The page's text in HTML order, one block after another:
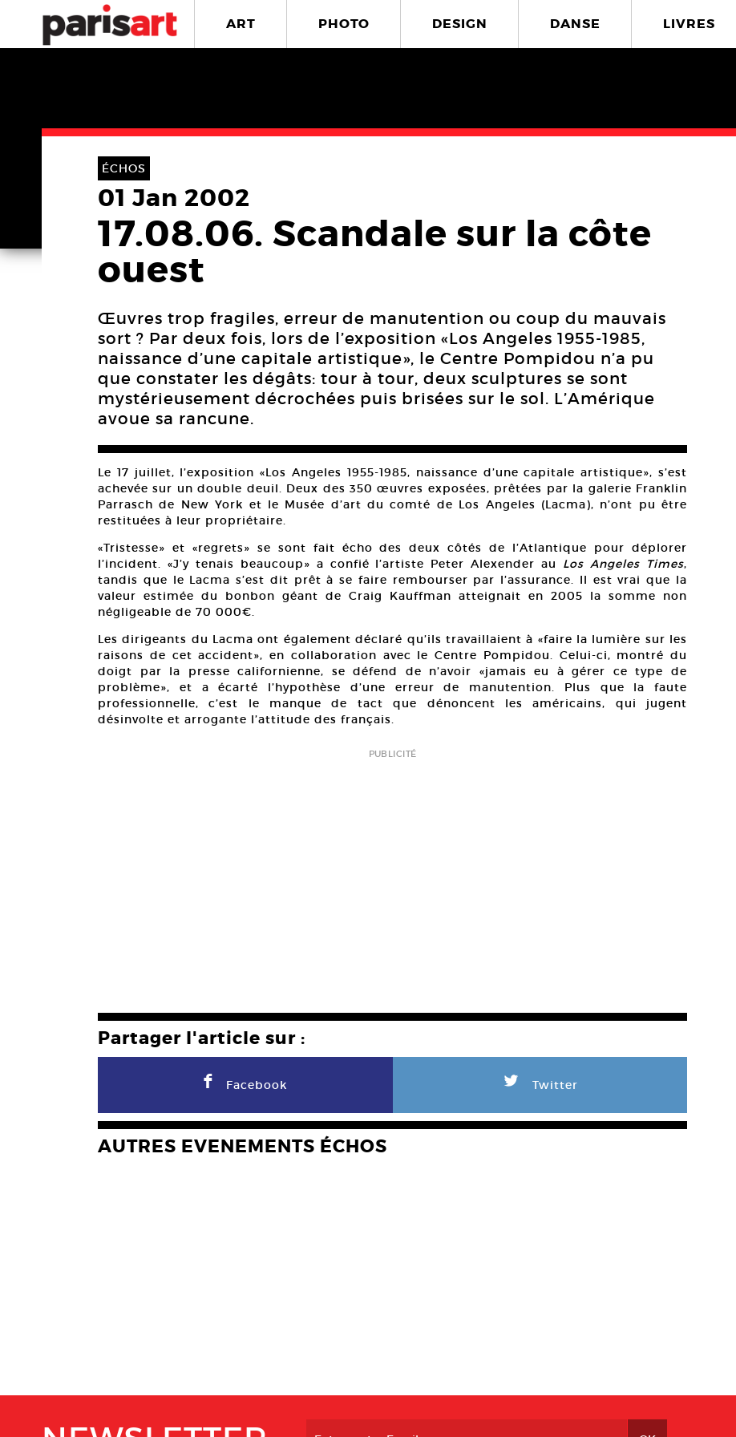
ART PHOTO DESIGN DANSE LIVRES
ÉCHOS
01 Jan 2002
17.08.06. Scandale sur la côte
ouest
Œuvres trop fragiles, erreur de manutention ou coup du mauvais
sort ? Par deux fois, lors de l’exposition «Los Angeles 1955-1985,
naissance d’une capitale artistique», le Centre Pompidou n’a pu
que constater les dégâts: tour à tour, deux sculptures se sont
mystérieusement décrochées puis brisées sur le sol. L’Amérique
avoue sa rancune.
Le 17 juillet, l’exposition «Los Angeles 1955-1985, naissance d’une capitale artistique», s’est
achevée sur un double deuil. Deux des 350 œuvres exposées, prêtées par la galerie Franklin
Parrasch de New York et le Musée d’art du comté de Los Angeles (Lacma), n’ont pu être
restituées à leur propriétaire.
«Tristesse» et «regrets» se sont fait écho des deux côtés de l’Atlantique pour déplorer
l’incident. «J’y tenais beaucoup» a confié l’artiste Peter Alexender au Los Angeles Times,
tandis que le Lacma s’est dit prêt à se faire rembourser par l’assurance. Il est vrai que la
valeur estimée du bonbon géant de Craig Kauffman atteignait en 2005 la somme non
négligeable de 70 000€.
Les dirigeants du Lacma ont également déclaré qu’ils travaillaient à «faire la lumière sur les
raisons de cet accident», en collaboration avec le Centre Pompidou. Celui-ci, montré du
doigt par la presse californienne, se défend de n’avoir «jamais eu à gérer ce type de
problème», et a écarté l’hypothèse d’une erreur de manutention. Plus que la faute
professionnelle, c’est le manque de tact que dénoncent les américains, qui jugent
désinvolte et arrogante l’attitude des français.
PUBLICITÉ
Partager l'article sur :
F Facebook L Twitter
AUTRES EVENEMENTS ÉCHOS